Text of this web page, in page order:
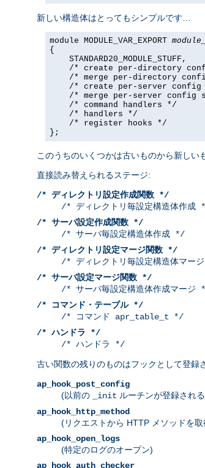
新しい構造体はとってもシンプルです…
module MODULE_VAR_EXPORT
{
    STANDARD20_MODULE_STUFF,
/* create per-directory
/* merge per-directory
/* create per-server config
/* merge per-server config
    /* command handlers */
    /* handlers */
    /* register hooks */
};
このうちのいくつかは古いものから新しい
直接読み替えられるステージ:
/* ディレクトリ設定作成関数 */
/* ディレクトリ毎設定構造体作成
/* サーバ設定作成関数 */
/* サーバ毎設定構造体作成 */
/* ディレクトリ設定マージ関数 */
/* ディレクトリ毎設定構造体マー
/* サーバ設定マージ関数 */
/* サーバ毎設定構造体作成マージ
/* コマンド・テーブル */
/* コマンド apr_table_t */
/* ハンドラ */
/* ハンドラ */
古い関数の残りのものはフックとして登録
ap_hook_post_config
(以前の
_init ルーチンが登録され
ap_hook_http_method
(リクエストから HTTP メソッドを
ap_hook_open_logs
(特定のログのオープン)
ap_hook_auth_checker